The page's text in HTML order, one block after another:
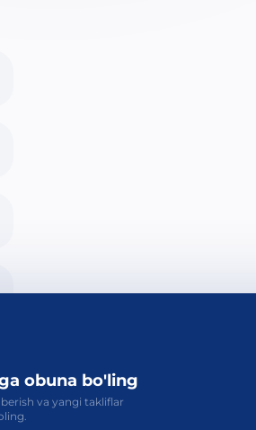
obuna bo'ling
va yangi takliflar